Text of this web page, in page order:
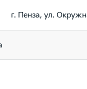
г. Пенза, ул.